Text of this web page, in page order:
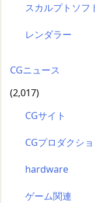
スカルプトソフ
レンダラー
CGニュース
(2,017)
CGサイト
CGプロダクシ
hardware
ゲーム関連